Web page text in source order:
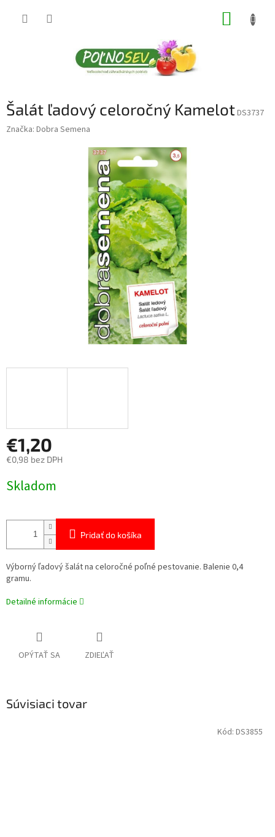
Šalát ľadový celoročný KamelotDS3737
Značka: Dobra Semena
€1,20
€0,98 bez DPH
cena:
Skladom
Pridať do košíka
Výborný ľadový šalát na celoročné poľné pestovanie. Balenie 0,4
gramu.
Detailné informácie
OPÝTAŤ SA ZDIEĽAŤ
Súvisiaci tovar
Kód: DS3855